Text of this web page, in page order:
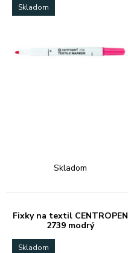
Skladom
Skladom
Fixky na textil CENTROPEN
2739 modrý
Skladom